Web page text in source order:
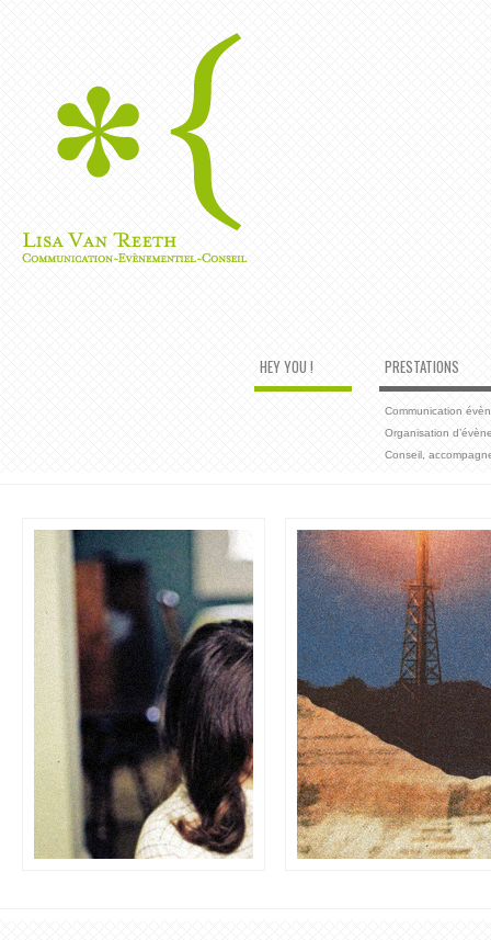
HEY YOU ! PRESTATIONS
Communication
Organisation
Conseil,
publiques, organisation
et accompagnements
de projets culturels ou
Actualités
Une sélection subjective d'articles, d'évènements,
d'initiatives culturelles et de projets partenaires.
Une
expérience de
secteur, un